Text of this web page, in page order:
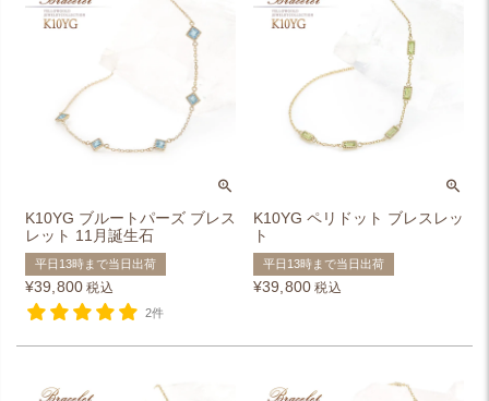
K10YG ブルートパーズ ブレス
レット 11月誕生石
平日13時まで当日出荷
¥39,800 税込
2件
K10YG ペリドット ブレスレッ
ト
平日13時まで当日出荷
¥39,800 税込